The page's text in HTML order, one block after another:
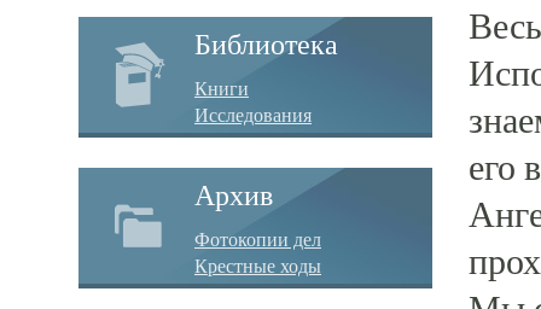
Библиотека
Книги
Исследования
Архив
Фотокопии дел
Крестные ходы
его